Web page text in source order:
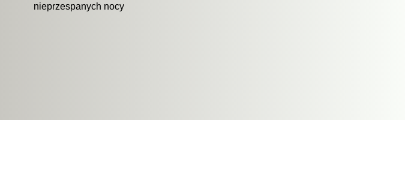
nieprzespanych nocy